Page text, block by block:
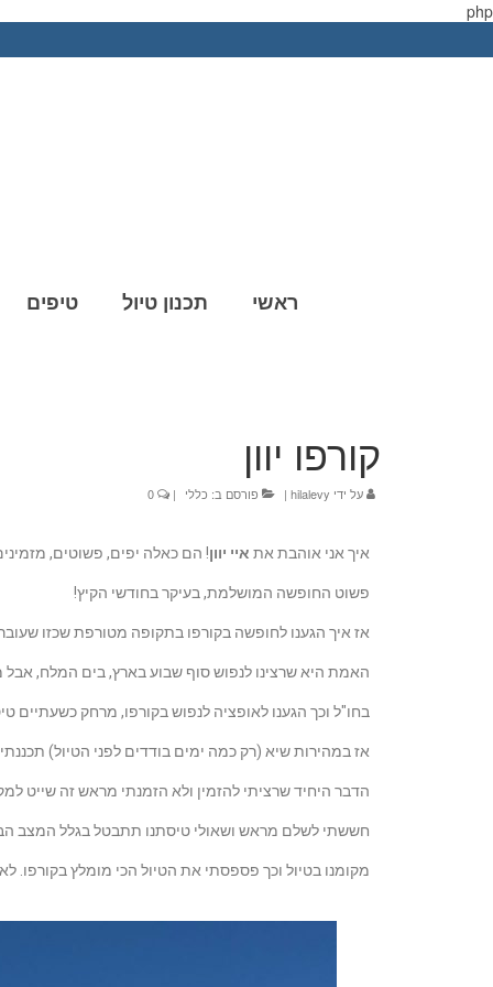
php
ראשי תכנון טיול טיפים
קורפו יוון
על ידי hilalevy
| פורסם ב: כללי |
איך אני אוהבת את איי יוון! הם כאלה יפים, פשוטים,
פשוט החופשה המושלמת, בעיקר בחודשי הקיץ!
אז איך הגענו לחופשה בקורפו בתקופה מטורפת שכזו
האמת היא שרצינו לנפוש סוף שבוע בארץ, בים המלח, אבל
בחו"ל וכך הגענו לאופציה לנפוש בקורפו, מרחק כשעתיים
אז במהירות שיא (רק כמה ימים בודדים לפני הטיול)
הדבר היחיד שרציתי להזמין ולא הזמנתי מראש זה שייט
חששתי לשלם מראש ושאולי טיסתנו תתבטל בגלל המצב
מקומנו בטיול וכך פספסתי את הטיול הכי מומלץ בקורפו.